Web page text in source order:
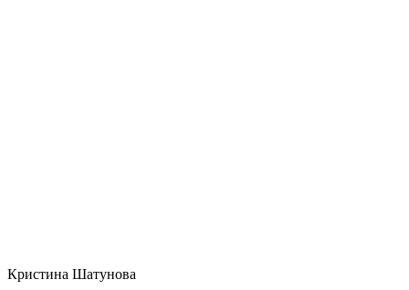
Кристина Шатунова